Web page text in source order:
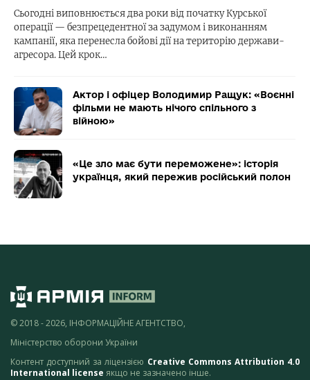
Сьогодні виповнюється два роки від початку Курської
операції — безпрецедентної за задумом і виконанням
кампанії, яка перенесла бойові дії на територію держави-
агресора. Цей крок…
Актор і офіцер Володимир Ращук: «Воєнні
фільми не мають нічого спільного з
війною»
«Це зло має бути переможене»: історія
українця, який пережив російський полон
© 2018 - 2026, ІНФОРМАЦІЙНЕ АГЕНТСТВО,
Міністерство оборони України
Контент доступний за ліцензією Creative Commons Attribution 4.0
International license якщо не зазначено інше.